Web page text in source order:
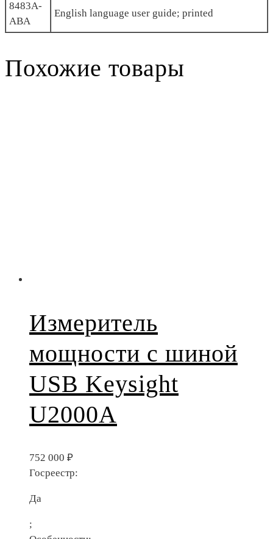
8483A-
ABA
English language user guide; printed
Похожие товары
Измеритель
мощности с шиной
USB Keysight
U2000A
752 000 ₽
Госреестр:
Да
;